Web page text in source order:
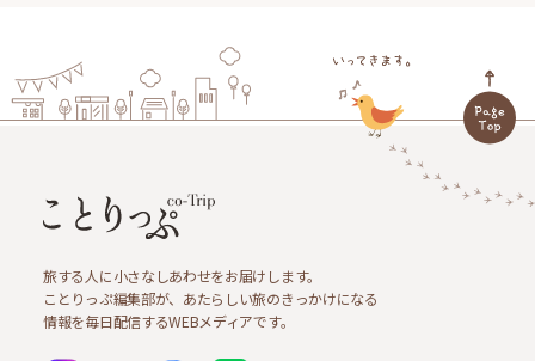
旅する人に小さなしあわせをお届けします。
ことりっぷ編集部が、あたらしい旅のきっかけになる
情報を毎日配信するWEBメディアです。